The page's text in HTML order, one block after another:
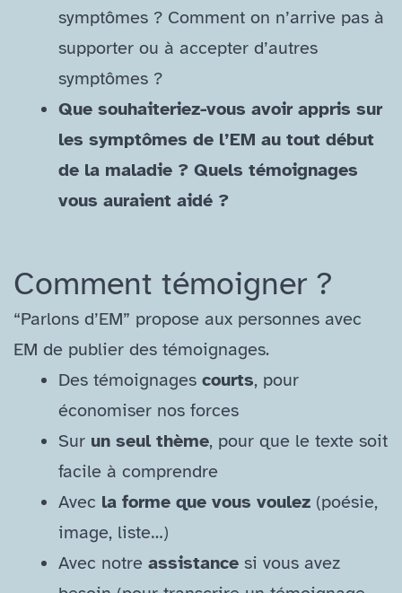
symptômes ? Comment on n’arrive pas à
supporter ou à accepter d’autres
symptômes ?
Que souhaiteriez-​vous avoir appris sur
les symptômes de l’EM au tout début
de la maladie ? Quels témoignages
vous auraient aidé ?
Comment témoigner ?
“Parlons d’EM” propose aux personnes avec
EM de publier des témoignages.
Des témoignages courts, pour
économiser nos forces
Sur un seul thème, pour que le texte soit
facile à comprendre
Avec la forme que vous voulez (poésie,
image, liste…)
Avec notre assistance si vous avez